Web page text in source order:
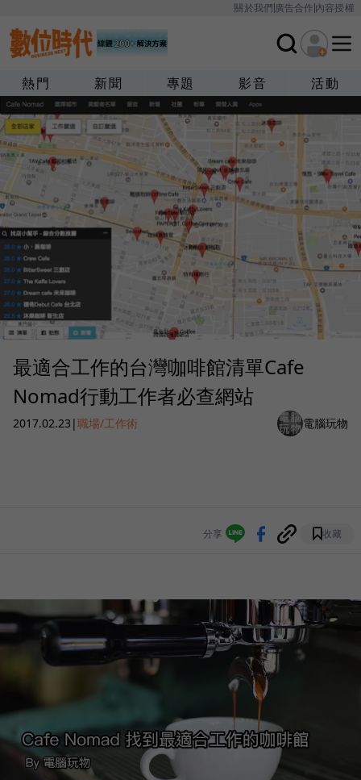
關於我們廣告合作內容授權
熱門 新聞 專題 影音 活動
最適合工作的台灣咖啡館清單Cafe
Nomad行動工作者必查網站
2017.02.23 |職場/工作術 電腦玩物
分享 收藏